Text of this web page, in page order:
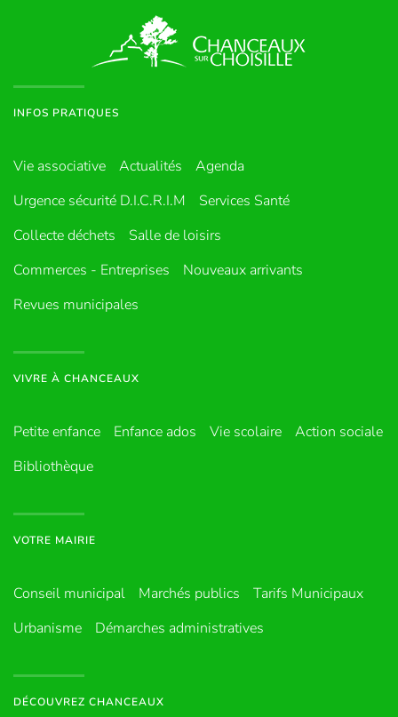
INFOS PRATIQUES
Vie associative Actualités
Agenda
Urgence sécurité D.I.C.R.I.M
Services Santé
Collecte déchets
Salle de loisirs
Commerces - Entreprises
Nouveaux arrivants
Revues municipales
VIVRE À CHANCEAUX
Petite enfance Enfance ados Vie scolaire
Action sociale
Bibliothèque
VOTRE MAIRIE
Conseil municipal Marchés publics
Tarifs Municipaux
Urbanisme
Démarches administratives
DÉCOUVREZ CHANCEAUX